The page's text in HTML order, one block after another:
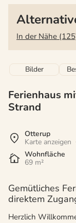
In der Nähe
Bilder
Ferienhaus
Strand
Otterup
Karte anzeigen
Wohnfläche
69 m²
Gemütliches
direktem
Herzlich